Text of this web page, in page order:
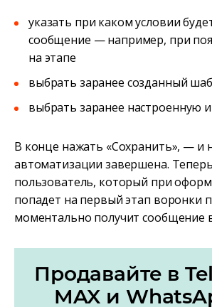
указать при каком условии
сообщение — например, при
на этапе
выбрать заранее созданный
выбрать заранее настроенную
В конце нажать «Сохранить», — и
автоматизации завершена.
пользователь, который при
попадет на первый этап воронки
моментально получит сообщение
Продавайте в
MAX и